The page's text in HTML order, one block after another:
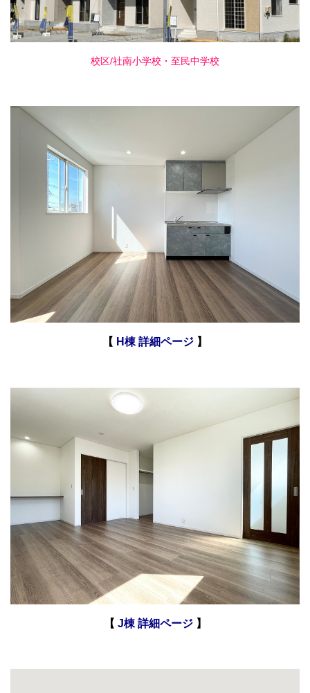
校区/社南小学校・至民中学校
【 H棟 詳細ページ 】
【 J棟 詳細ページ】